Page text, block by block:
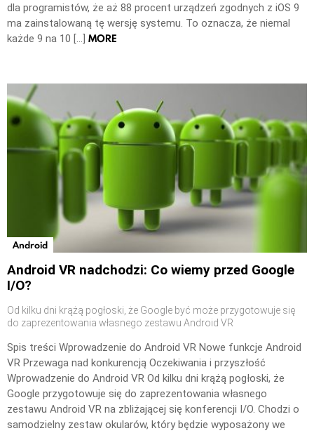
dla programistów, że aż 88 procent urządzeń zgodnych z iOS 9
ma zainstalowaną tę wersję systemu. To oznacza, że niemal
każde 9 na 10 […] MORE
Android
Android VR nadchodzi: Co wiemy przed Google
I/O?
Od kilku dni krążą pogłoski, że Google być może przygotowuje się
do zaprezentowania własnego zestawu Android VR
Spis treści Wprowadzenie do Android VR Nowe funkcje Android
VR Przewaga nad konkurencją Oczekiwania i przyszłość
Wprowadzenie do Android VR Od kilku dni krążą pogłoski, że
Google przygotowuje się do zaprezentowania własnego
zestawu Android VR na zbliżającej się konferencji I/O. Chodzi o
samodzielny zestaw okularów, który będzie wyposażony we